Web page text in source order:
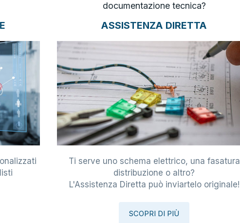
documentazione tecnica?
ASSISTENZA DIRETTA
Ti serve uno schema elettrico, una fasatura
distribuzione o altro?
L'Assistenza Diretta può inviartelo originale!
SCOPRI DI PIÙ